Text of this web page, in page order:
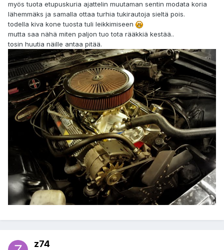
myös tuota etupuskuria ajattelin muutaman sentin modata koria
lähemmäks ja samalla ottaa turhia tukirautoja sieltä pois.
todella kiva kone tuosta tuli leikkimiseen
mutta saa nähä miten paljon tuo tota rääkkiä kestää..
tosin huutia näille antaa pitää.
z74